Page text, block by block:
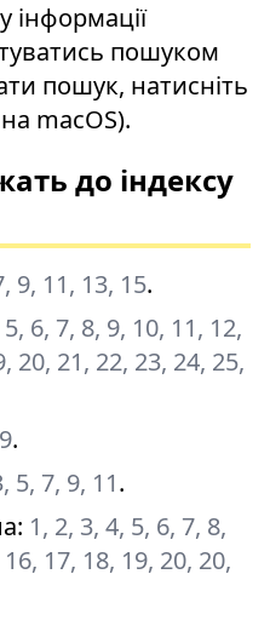
пошуком
пошук, натисніть
macOS).
до індексу
9, 11, 13, 15.
6, 7, 8, 9, 10, 11, 12,
20, 21, 22, 23, 24, 25,
.
5, 7, 9, 11.
: 1, 2, 3, 4, 5, 6, 7, 8,
17, 18, 19, 20, 20,